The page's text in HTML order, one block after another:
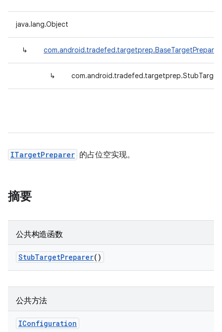
java.lang.Object
↳ com.android.tradefed.targetprep.BaseTargetPreparer
↳
ITargetPreparer 的占位空实现。
摘要
公共构造函数
StubTargetPreparer()
公共方法
IConfiguration